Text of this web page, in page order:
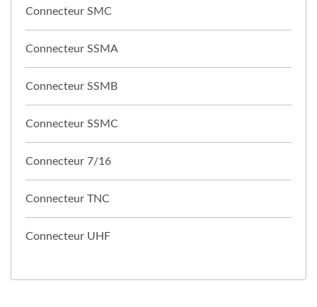
Connecteur SMC
Connecteur SSMA
Connecteur SSMB
Connecteur SSMC
Connecteur 7/16
Connecteur TNC
Connecteur UHF